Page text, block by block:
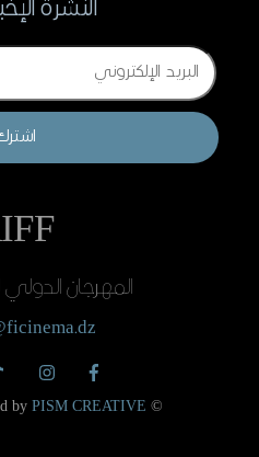
النشرة
Email
المهرجان الدولي
©
by PISM CREATIVE